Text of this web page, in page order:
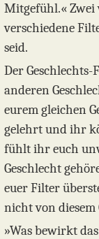
Mitgefühl.« Zwei
verschiedene
seid.
Der
anderen
eurem gleichen
gelehrt und ihr
fühlt ihr euch
Geschlecht
euer Filter
nicht von diesem
»Was bewirkt